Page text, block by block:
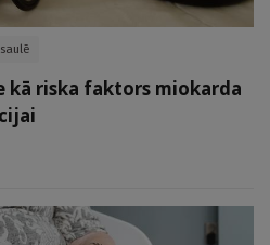
kā riska faktors miokarda